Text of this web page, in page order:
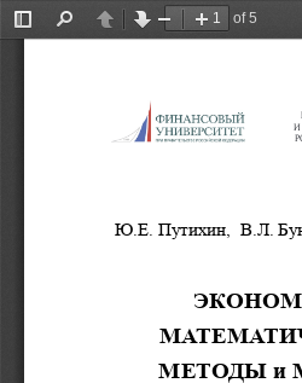
Toggle
PreviousNext
of 5
ZoomZoom
И
Ю.Е. Путихин, В.Л.
МЕТОДЫ и